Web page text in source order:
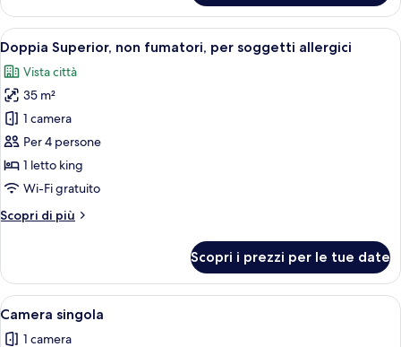
Stadthaus
Apri
tutte
le
foto
per
Doppia
Superior,
non
fumatori,
per
Una camera d'albergo con un letto,
7
Doppia Superior, non fumatori, per soggetti allergici
Vista città
35 m²
1 camera
Per 4 persone
1 letto king
Wi-Fi gratuito
Scopri di più
Altri
Superior,
non
fumatori,
soggetti
Scopri i prezzi per le tue date
Apri
tutte
Una camera d'albergo con un letto,
4
Camera singola
1 camera